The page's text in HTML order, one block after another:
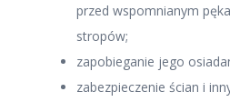
przed wspomnianym
stropów;
zapobieganie jego
zabezpieczenie ścian i